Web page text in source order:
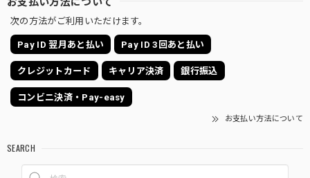
次の方法がご利用いただけます。
Pay ID 翌月あと払い Pay ID 3回あと払い
クレジットカード キャリア決済 銀行振込
コンビニ決済・Pay-easy
お支払い方法について
SEARCH